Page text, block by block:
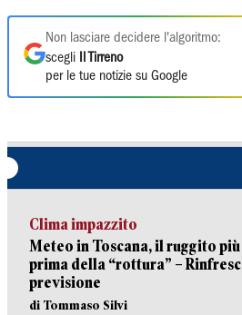
Non lasciare decidere l'algoritmo:
scegli
Il Tirreno
per le tue notizie su Google
Clima impazzito
Meteo in Toscana, il ruggito
prima della “rottura” –
previsione
di Tommaso Silvi